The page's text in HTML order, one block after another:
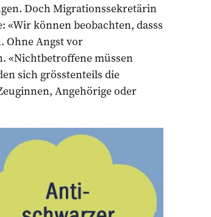
Doch Migrationssekretärin
«Wir können beobachten, dasss
Ohne Angst vor
«Nichtbetroffene müssen
sich grösstenteils die
Angehörige oder